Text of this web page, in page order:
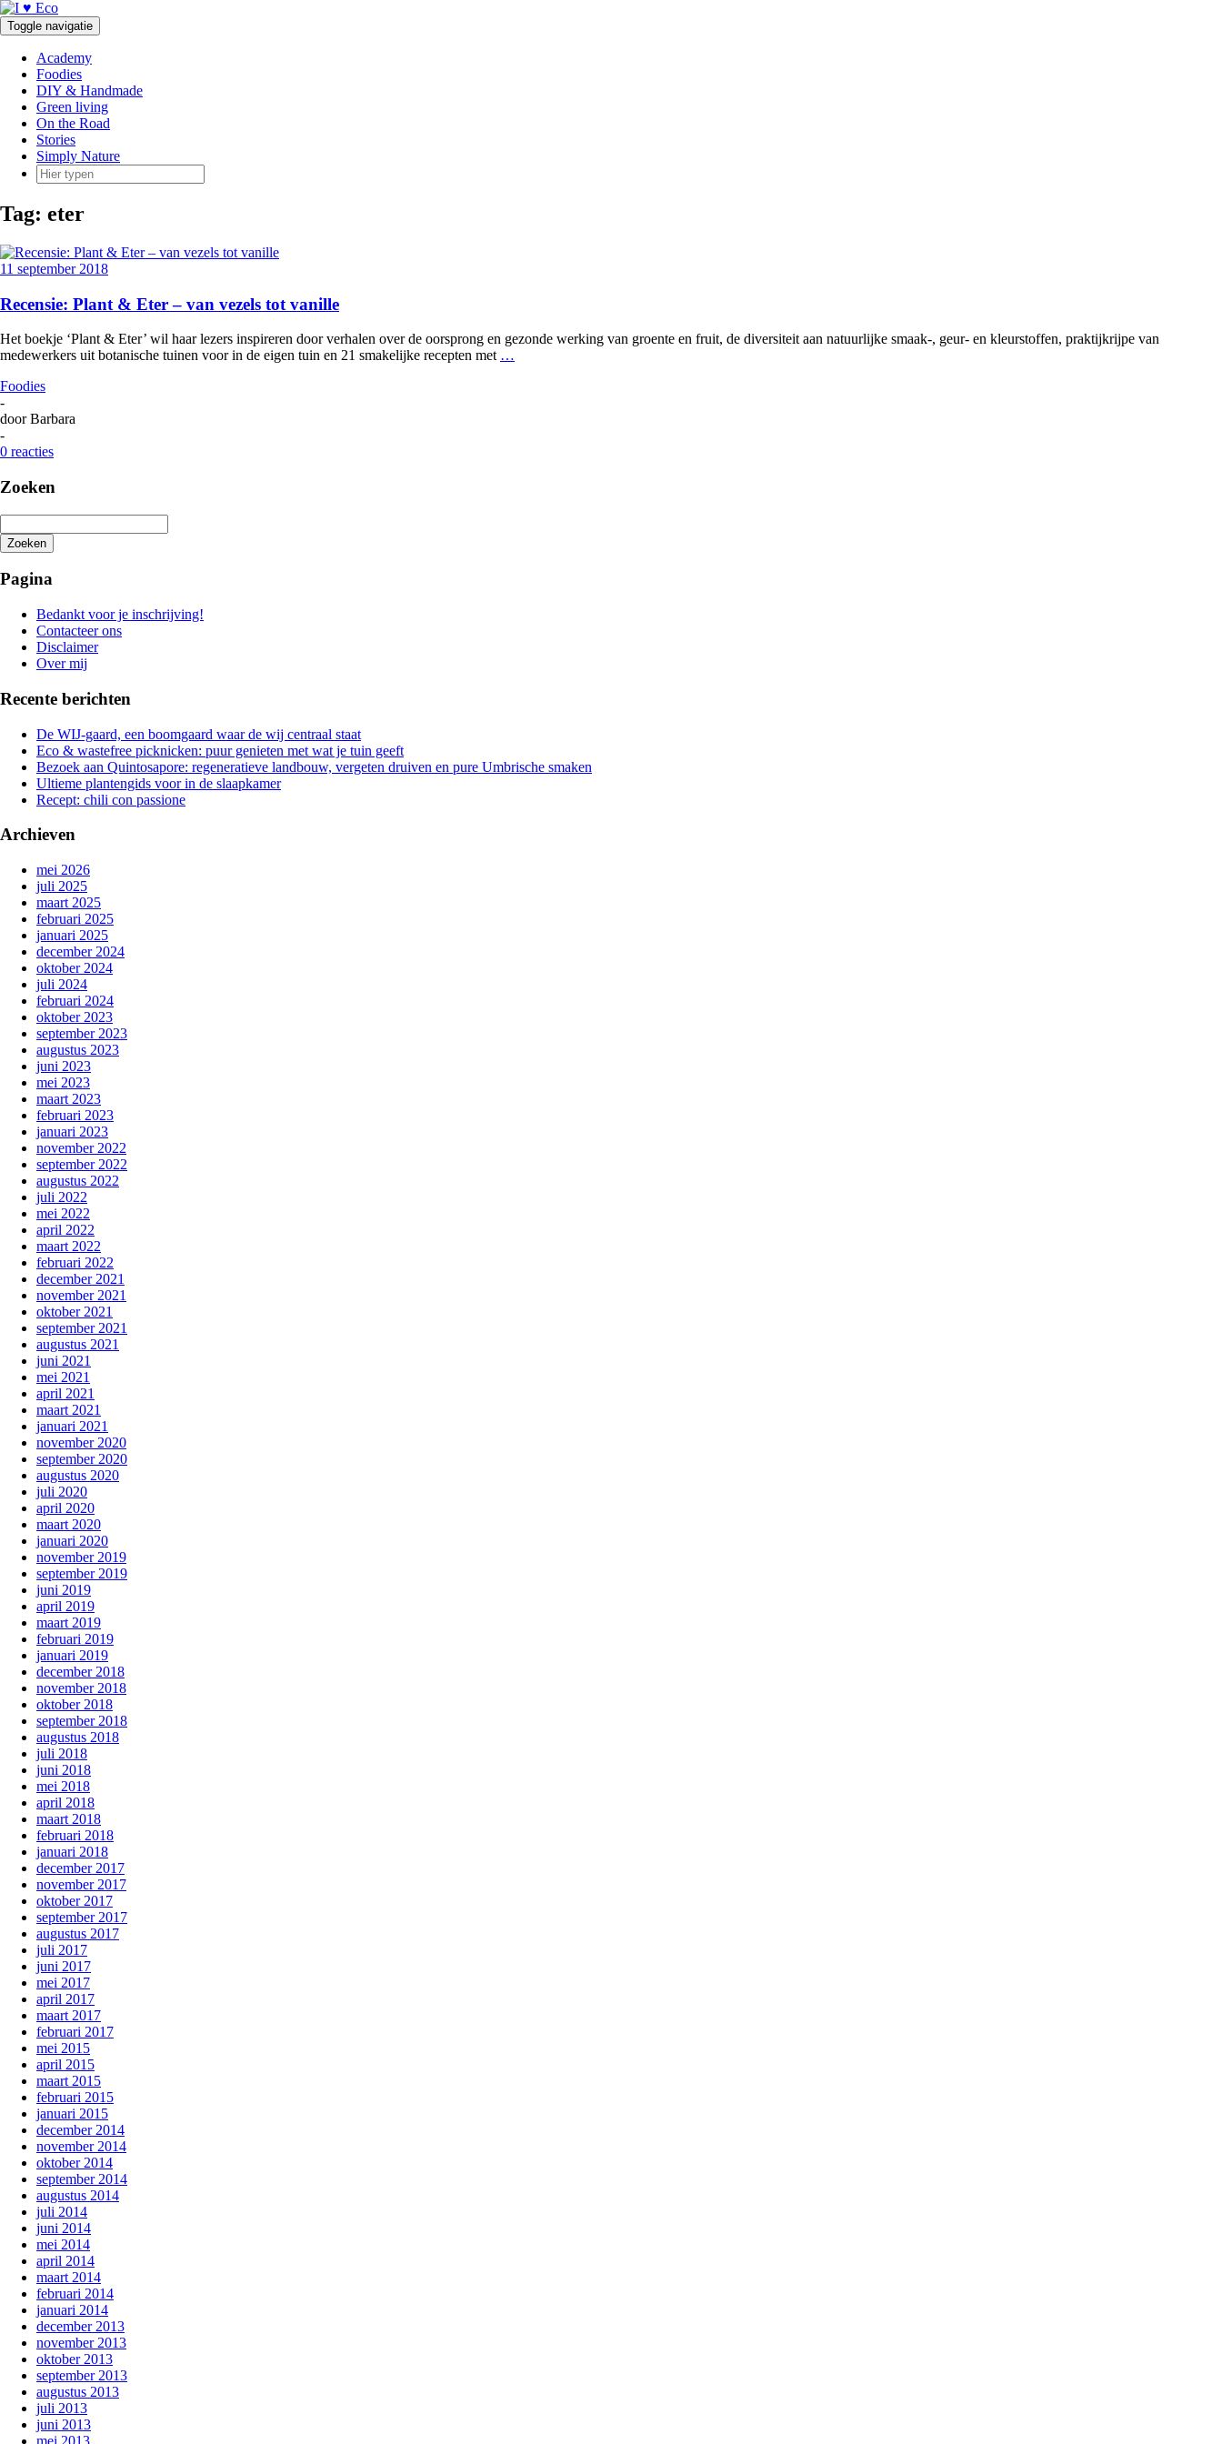
Doorgaan
naar
inhoud
Toggle navigatie
Academy
Foodies
DIY & Handmade
Green living
On the Road
Stories
Simply Nature
Tag: eter
11 september 2018
Recensie: Plant & Eter – van vezels tot vanille
Het boekje ‘Plant & Eter’ wil haar lezers inspireren door verhalen over de oorsprong en gezonde werking van groente en fruit, de diversiteit aan natuurlijke smaak-, geur- en kleurstoffen, praktijkrijpe van
medewerkers uit botanische tuinen voor in de eigen tuin en 21 smakelijke recepten met …
Foodies
-
doorBarbara
-
0 reacties
Zoeken
Zoeken
zoeken
Pagina
Bedankt voor je inschrijving!
Contacteer ons
Disclaimer
Over mij
Recente berichten
De WIJ-gaard, een boomgaard waar de wij centraal staat
Eco & wastefree picknicken: puur genieten met wat je tuin geeft
Bezoek aan Quintosapore: regeneratieve landbouw, vergeten druiven en pure Umbrische smaken
Ultieme plantengids voor in de slaapkamer
Recept: chili con passione
Archieven
mei 2026
juli 2025
maart 2025
februari 2025
januari 2025
december 2024
oktober 2024
juli 2024
februari 2024
oktober 2023
september 2023
augustus 2023
juni 2023
mei 2023
maart 2023
februari 2023
januari 2023
november 2022
september 2022
augustus 2022
juli 2022
mei 2022
april 2022
maart 2022
februari 2022
december 2021
november 2021
oktober 2021
september 2021
augustus 2021
juni 2021
mei 2021
april 2021
maart 2021
januari 2021
november 2020
september 2020
augustus 2020
juli 2020
april 2020
maart 2020
januari 2020
november 2019
september 2019
juni 2019
april 2019
maart 2019
februari 2019
januari 2019
december 2018
november 2018
oktober 2018
september 2018
augustus 2018
juli 2018
juni 2018
mei 2018
april 2018
maart 2018
februari 2018
januari 2018
december 2017
november 2017
oktober 2017
september 2017
augustus 2017
juli 2017
juni 2017
mei 2017
april 2017
maart 2017
februari 2017
mei 2015
april 2015
maart 2015
februari 2015
januari 2015
december 2014
november 2014
oktober 2014
september 2014
augustus 2014
juli 2014
juni 2014
mei 2014
april 2014
maart 2014
februari 2014
januari 2014
december 2013
november 2013
oktober 2013
september 2013
augustus 2013
juli 2013
juni 2013
mei 2013